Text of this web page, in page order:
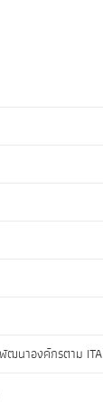
ฒนาองค์กรตาม ITA